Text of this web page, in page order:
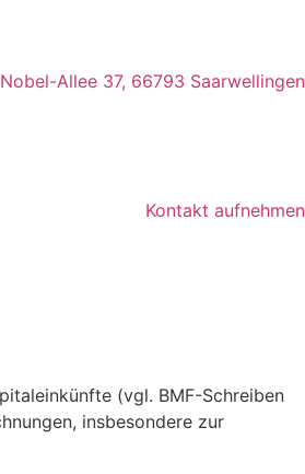
Allee 37, 66793 Saarwellingen
Kontakt aufnehmen
(vgl. BMF-Schreiben
insbesondere zur